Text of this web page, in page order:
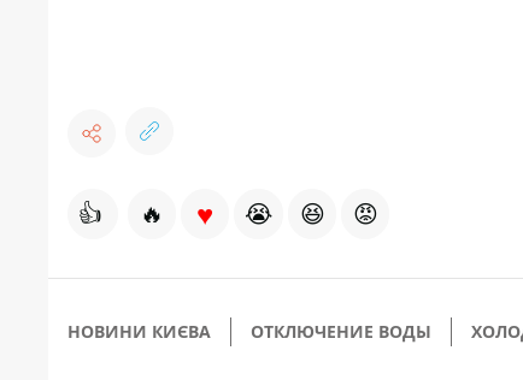
👍 🔥 ♥ 😭 😆 😡
НОВИНИ КИЄВА ОТКЛЮЧЕНИЕ ВОДЫ